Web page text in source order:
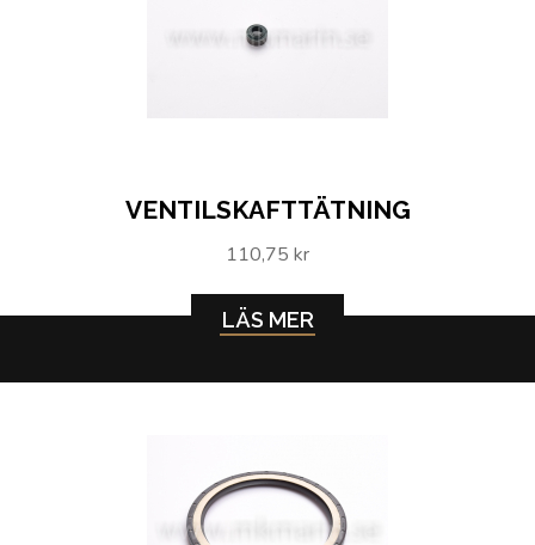
VENTILSKAFTTÄTNING
110,75 kr
LÄS MER